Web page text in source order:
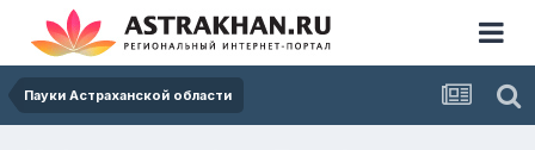
Пауки Астраханской области